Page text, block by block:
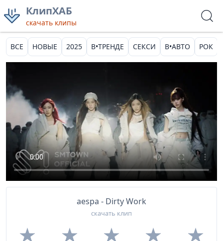
КлипХАБ
скачать клипы
ВСЕ НОВЫЕ 2025 В•ТРЕНДЕ СЕКСИ В•АВТО РОК
aespa - Dirty Work
скачать клип